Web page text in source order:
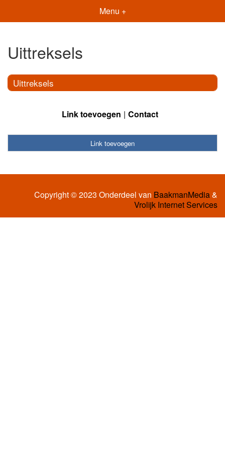
Menu +
Uittreksels
Uittreksels
Link toevoegen Contact
Link toevoegen
Copyright © 2023 Onderdeel van BaakmanMedia&
Vrolijk Internet Services